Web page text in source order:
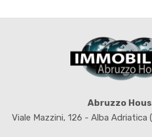
Abruzzo
Viale Mazzini, 126 - Alba Adriatica